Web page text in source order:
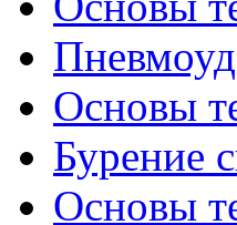
Основы
Бурение
Основы